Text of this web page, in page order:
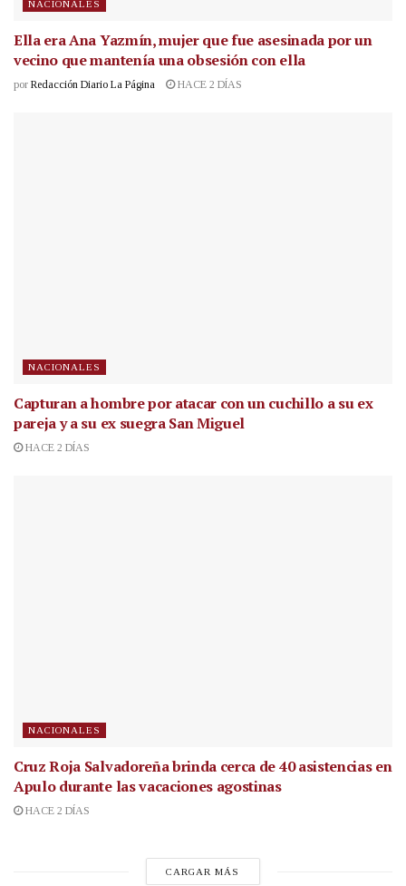
NACIONALES
Ella era Ana Yazmín, mujer que fue asesinada por un
vecino que mantenía una obsesión con ella
por Redacción Diario La Página HACE 2 DÍAS
NACIONALES
Capturan a hombre por atacar con un cuchillo a su ex
pareja y a su ex suegra San Miguel
HACE 2 DÍAS
NACIONALES
Cruz Roja Salvadoreña brinda cerca de 40 asistencias en
Apulo durante las vacaciones agostinas
HACE 2 DÍAS
CARGAR MÁS